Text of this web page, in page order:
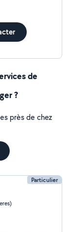
et
de
?
près de chez
Particulier